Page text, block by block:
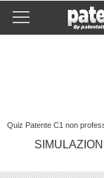
Quiz Patente C1 non